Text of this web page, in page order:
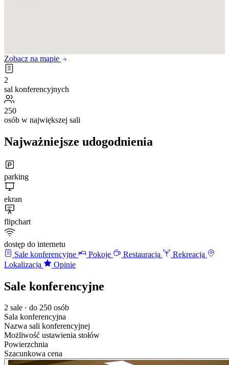
Zobacz na mapie
2
sal konferencyjnych
250
osób w największej sali
Najważniejsze udogodnienia
parking
ekran
flipchart
dostęp do internetu
Sale konferencyjne
Pokoje Restauracja
Rekreacja
Lokalizacja
Opinie
Sale konferencyjne
2 sale · do 250 osób
Sala konferencyjna
Nazwa sali konferencyjnej
Możliwość ustawienia stołów
Powierzchnia
Szacunkowa cena